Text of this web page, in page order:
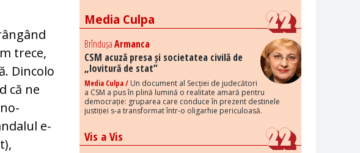
trece,
Dincolo
că ne
no­
e-
Media Culpa
BrîndușaArmanca
CSM acuză presa și societatea civilă de
„lovitură de stat”
Media Culpa / Un document al Secției de judecători
a CSM a pus în plină lumină o realitate amară pentru
democrație: gruparea care conduce în prezent destinele
justiției s-a transformat într-o oligarhie periculoasă.
Vis a Vis